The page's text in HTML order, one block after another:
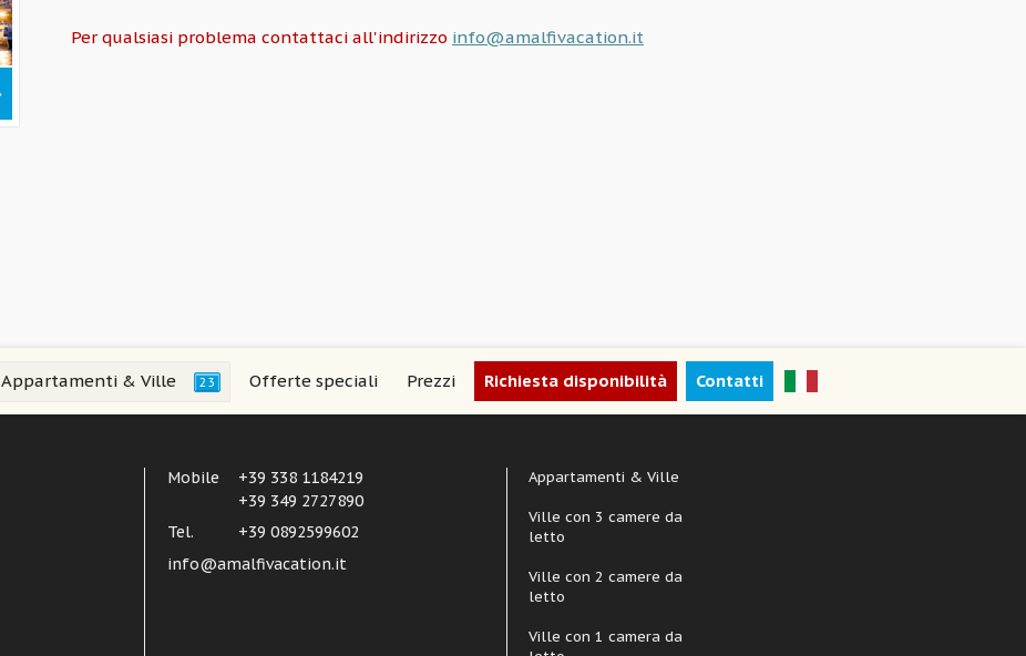
Per qualsiasi problema contattaci all'indirizzo info@amalfivacation.it
Appartamenti & Ville 23 Offerte speciali Prezzi Richiesta disponibilità Contatti
Mobile
+39 338 1184219
+39 349 2727890
Tel.
+39 0892599602
info@amalfivacation.it
Appartamenti & Ville
Ville con 3 camere da
letto
Ville con 2 camere da
letto
Ville con 1 camera da